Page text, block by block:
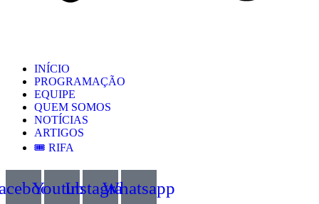
INÍCIO
PROGRAMAÇÃO
EQUIPE
QUEM SOMOS
NOTÍCIAS
ARTIGOS
🎟️ RIFA
YoutubeInstagramWhatsapp